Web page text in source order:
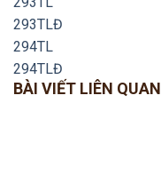
293TLĐ
294TL
294TLĐ
BÀI VIẾT LIÊN QUAN